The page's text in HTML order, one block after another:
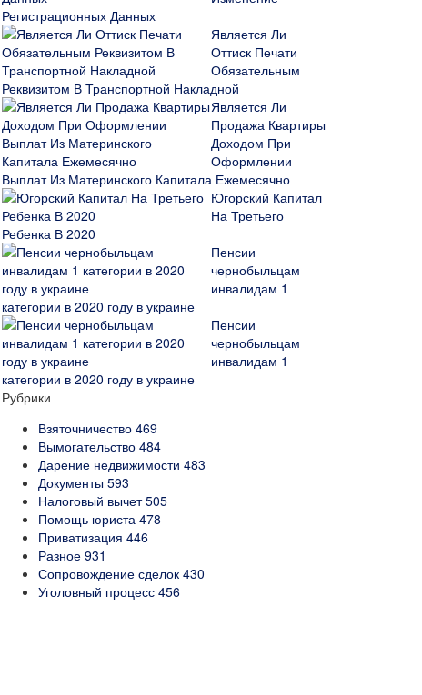
Регистрационных Данных
Является Ли
Оттиск Печати
Обязательным
Реквизитом В Транспортной Накладной
Является Ли
Продажа Квартиры
Доходом При
Оформлении
Выплат Из Материнского Капитала Ежемесячно
Югорский Капитал
На Третьего
Ребенка В 2020
Пенсии
чернобыльцам
инвалидам 1
категории в 2020 году в украине
Пенсии
чернобыльцам
инвалидам 1
категории в 2020 году в украине
Рубрики
Взяточничество 469
Вымогательство 484
Дарение недвижимости 483
Документы 593
Налоговый вычет505
Помощь юриста 478
Приватизация 446
Разное 931
Сопровождение сделок 430
Уголовный процесс 456